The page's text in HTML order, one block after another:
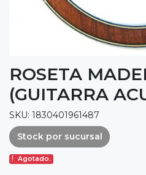
ROSETA
(GUITARRA
SKU: 1830401961487
Stock por sucursal
Agotado.